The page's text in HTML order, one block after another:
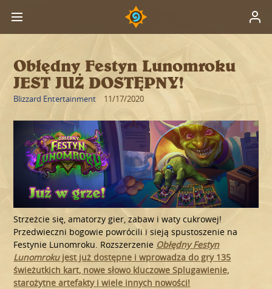
Obłędny Festyn Lunomroku
JEST JUŻ DOSTĘPNY!
Blizzard Entertainment 11/17/2020
Strzeżcie się, amatorzy gier, zabaw i waty cukrowej!
Przedwieczni bogowie powrócili i sieją spustoszenie na
Festynie Lunomroku. Rozszerzenie Obłędny Festyn
Lunomrokujest już dostępne i wprowadza do gry 135
świeżutkich kart, nowe słowo kluczowe Splugawienie,
starożytne artefakty i wiele innych nowości!